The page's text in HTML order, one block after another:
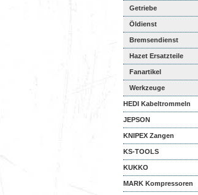
Getriebe
Öldienst
Bremsendienst
Hazet Ersatzteile
Fanartikel
Werkzeuge
HEDI Kabeltrommeln
JEPSON
KNIPEX Zangen
KS-TOOLS
KUKKO
MARK Kompressoren